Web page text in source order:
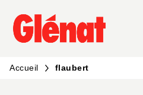
MENU RECHERCHE
PIED DE PAGE
Accueil flaubert